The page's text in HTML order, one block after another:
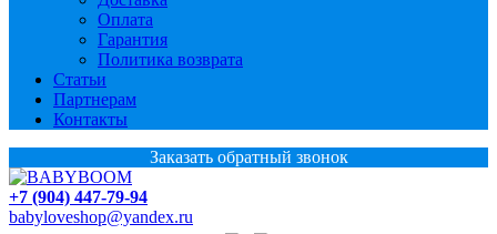
Оплата
Гарантия
Политика возврата
Статьи
Партнерам
Контакты
Заказать обратный звонок
+7 (904) 447-79-94
babyloveshop@yandex.ru